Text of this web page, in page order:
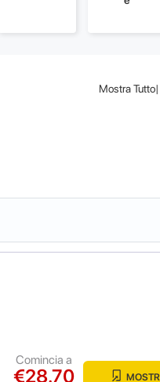
Mostra Tutto
€28.70
Comincia a